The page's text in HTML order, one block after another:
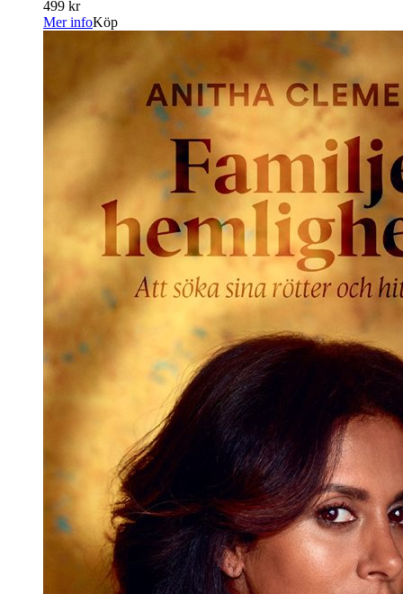
499 kr
Mer infoKöp